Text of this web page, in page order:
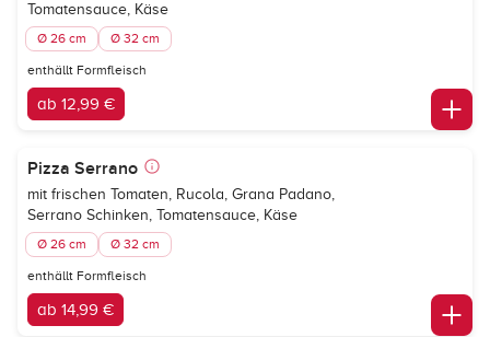
Tomatensauce, Käse
Ø 26 cm Ø 32 cm
enthällt Formfleisch
ab 12,99 €
Pizza Serrano
mit frischen Tomaten, Rucola, Grana Padano,
Serrano Schinken, Tomatensauce, Käse
Ø 26 cm Ø 32 cm
enthällt Formfleisch
ab 14,99 €